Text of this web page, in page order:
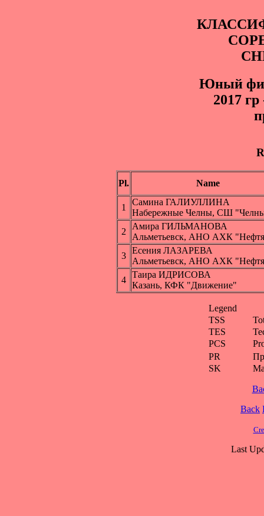
Юный
2017
Pl. Name
1
Самина ГАЛИУЛЛИНА
Набережные Челны, СШ
2
Амира ГИЛЬМАНОВА
Альметьевск, АНО АХК
3
Есения ЛАЗАРЕВА
Альметьевск, АНО АХК
4
Таира ИДРИСОВА
Казань, КФК "Движение"
Legend
TSS
TES
PCS
PR
SK
Back
Last